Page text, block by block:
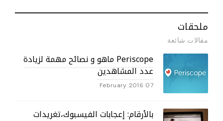
ملحقات
مقالات شائعة
Periscope ماهو و نصائح مهمة لزيادة
عدد المشاهدين
07 February 2016
بالأرقام: إعجابات الفيسبوك،تغريدات